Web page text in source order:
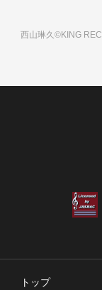
西山琳久©KING
トップ